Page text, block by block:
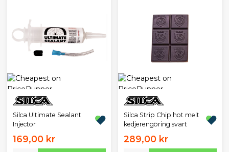
Silca Ultimate Sealant
Injector
169,00 kr
Silca Strip Chip hot melt
kedjerengöring svart
289,00 kr